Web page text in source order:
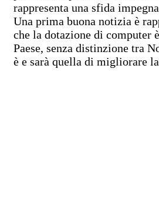
rappresenta una sfida
Una prima buona notizia è
che la dotazione di computer
Paese, senza distinzione tra
è e sarà quella di migliorare